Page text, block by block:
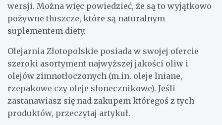
wersji. Można więc powiedzieć, że są to wyjątkowo
pożywne tłuszcze, które są naturalnym
suplementem diety.
Olejarnia Złotopolskie posiada w swojej ofercie
szeroki asortyment najwyższej jakości oliw i
olejów zimnotłoczonych (m.in. oleje lniane,
rzepakowe czy oleje słonecznikowe). Jeśli
zastanawiasz się nad zakupem któregoś z tych
produktów, przeczytaj artykuł.